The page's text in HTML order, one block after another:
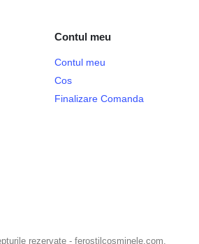
Contul meu
Contul meu
Cos
Finalizare Comanda
rezervate - ferostilcosminele.com.